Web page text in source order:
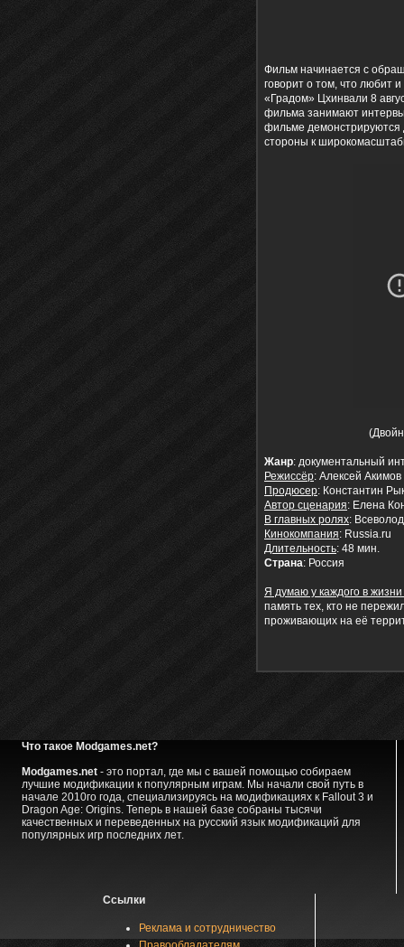
Фильм начинается с
говорит о том, что любит
«Градом» Цхинвали 8
фильма занимают
фильме демонстрируются
стороны к
Жанр: документальный
Режиссёр: Алексей Акимов
Продюсер: Константин
Автор сценария: Елена
В главных ролях:
Кинокомпания: Russia.ru
Длительность: 48 мин.
Страна: Россия
Я думаю у каждого в
память тех, кто не
проживающих на её
Что такое Modgames.net?
Modgames.net- это портал, где мы с вашей помощью собираем
лучшие модификации к популярным играм. Мы начали свой путь в
начале 2010го года, специализируясь на модификациях к Fallout 3 и
Dragon Age: Origins. Теперь в нашей базе собраны тысячи
качественных и переведенных на русский язык модификаций для
популярных игр последних лет.
Ссылки
Реклама и сотрудничество